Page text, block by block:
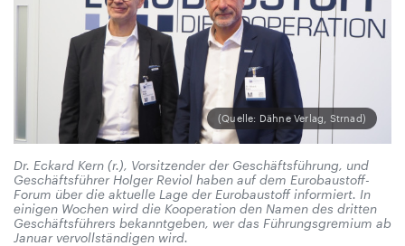
(Quelle: Dähne Verlag, Strnad)
Dr. Eckard Kern (r.), Vorsitzender der Geschäftsführung, und
Geschäftsführer Holger Reviol haben auf dem Eurobaustoff-
Forum über die aktuelle Lage der Eurobaustoff informiert. In
einigen Wochen wird die Kooperation den Namen des dritten
Geschäftsführers bekanntgeben, wer das Führungsgremium ab
Januar vervollständigen wird.